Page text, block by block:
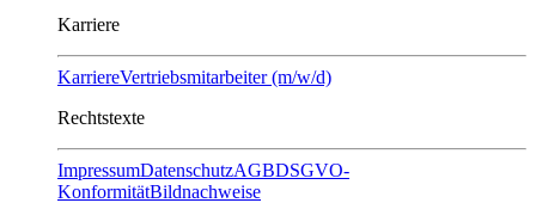
Karriere
KarriereVertriebsmitarbeiter (m/w/d)
Rechtstexte
ImpressumDatenschutzAGBDSGVO-
KonformitätBildnachweise